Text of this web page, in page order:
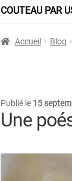
COUTEAU PAR
AccueilChroma
Trouver mon
Accueil Blog
Publié le 15
Une